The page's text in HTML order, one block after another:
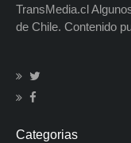
TransMedia.cl
de Chile. Contenido
Categorias